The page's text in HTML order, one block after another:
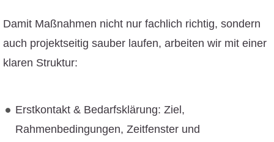
Damit Maßnahmen nicht nur fachlich richtig, sondern
auch projektseitig sauber laufen, arbeiten wir mit einer
klaren Struktur:
Erstkontakt & Bedarfsklärung: Ziel,
Rahmenbedingungen, Zeitfenster und